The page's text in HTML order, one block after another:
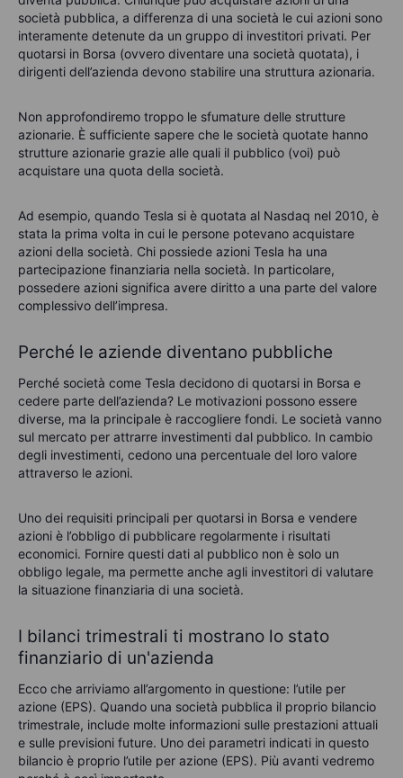
società pubblica, a differenza di una società le cui azioni sono
interamente detenute da un gruppo di investitori privati. Per
quotarsi in Borsa (ovvero diventare una società quotata), i
dirigenti dell’azienda devono stabilire una struttura azionaria.
Non approfondiremo troppo le sfumature delle strutture
azionarie. È sufficiente sapere che le società quotate hanno
strutture azionarie grazie alle quali il pubblico (voi) può
acquistare una quota della società.
Ad esempio, quando Tesla si è quotata al Nasdaq nel 2010, è
stata la prima volta in cui le persone potevano acquistare
azioni della società. Chi possiede azioni Tesla ha una
partecipazione finanziaria nella società. In particolare,
possedere azioni significa avere diritto a una parte del valore
complessivo dell’impresa.
Perché le aziende diventano pubbliche
Perché società come Tesla decidono di quotarsi in Borsa e
cedere parte dell’azienda? Le motivazioni possono essere
diverse, ma la principale è raccogliere fondi. Le società vanno
sul mercato per attrarre investimenti dal pubblico. In cambio
degli investimenti, cedono una percentuale del loro valore
attraverso le azioni.
Uno dei requisiti principali per quotarsi in Borsa e vendere
azioni è l’obbligo di pubblicare regolarmente i risultati
economici. Fornire questi dati al pubblico non è solo un
obbligo legale, ma permette anche agli investitori di valutare
la situazione finanziaria di una società.
I bilanci trimestrali ti mostrano lo stato
finanziario di un'azienda
Ecco che arriviamo all’argomento in questione: l’utile per
azione (EPS). Quando una società pubblica il proprio bilancio
trimestrale, include molte informazioni sulle prestazioni attuali
e sulle previsioni future. Uno dei parametri indicati in questo
bilancio è proprio l’utile per azione (EPS). Più avanti vedremo